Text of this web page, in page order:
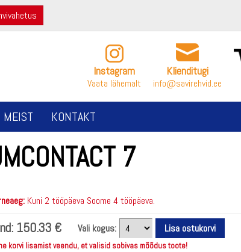
Instagram
Vaata lähemalt
Klienditugi
info@savirehvid.ee
MEIST KONTAKT
7
Kuni 2 tööpäeva Soome 4 tööpäeva.
150.33 € Vali kogus:
korvi lisamist veendu, et valisid sobivas mõõdus toote!